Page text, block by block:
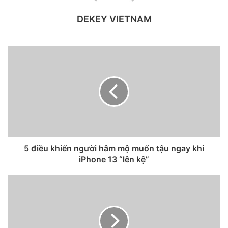
kỳ vùng phủ sóng di động nào và chỉ ở một số thị trường
nhất định. Apple hình dung sẽ triển khai một loạt vệ tinh
hoạch này cần phải chờ nhiều năm nữa”.
Dòng iPhone 13 sẽ có khả năng kết nối với vệ tinh để nhắn
tin và gọi điện khi ở trong khu vực không có sóng di động?
cấp cho người dùng iPhone khả năng thực hiện cuộc gọi
DEKEY VIETNAM
5 điều khiến người hâm mộ muốn tậu ngay khi
iPhone 13 “lên kệ”